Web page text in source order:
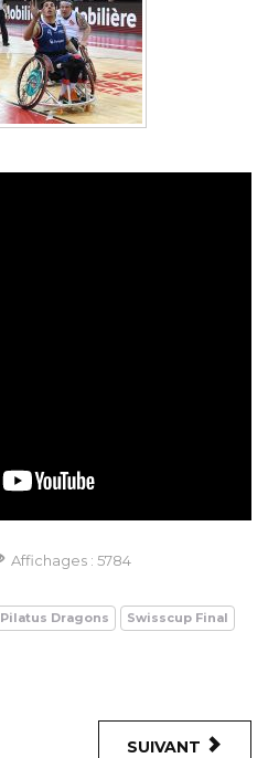
Affichages : 5784
Pilatus Dragons Swisscup Final
SUIVANT